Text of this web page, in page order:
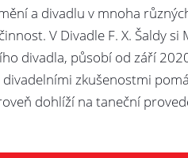
a divadlu v mnoha
V Divadle F. X. Šaldy
divadla, působí od září
zkušenostmi
dohlíží na taneční